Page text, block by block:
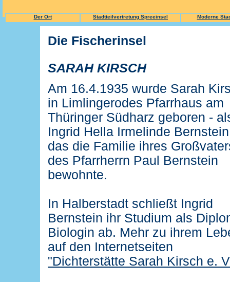
Der Ort Stadtteilvertretung Spreeinsel Moderne
Die Fischerinsel
SARAH KIRSCH
Am 16.4.1935 wurde Sarah
in Limlingerodes Pfarrhaus am
Thüringer Südharz geboren -
Ingrid Hella Irmelinde
das die Familie ihres
des Pfarrherrn Paul Bernstein
bewohnte.
In Halberstadt schließt Ingrid
Bernstein ihr Studium als
Biologin ab. Mehr zu ihrem
auf den Internetseiten
"Dichterstätte Sarah Kirsch e.